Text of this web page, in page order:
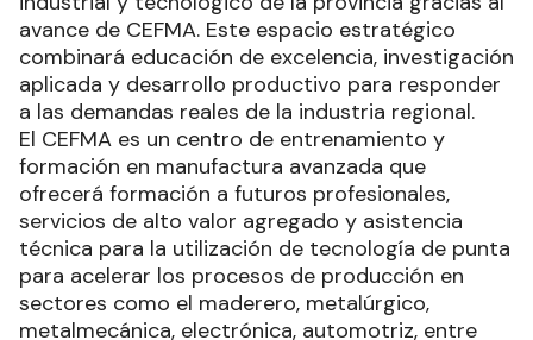
avance de CEFMA. Este espacio estratégico
combinará educación de excelencia, investigación
aplicada y desarrollo productivo para responder
a las demandas reales de la industria regional.
El CEFMA es un centro de entrenamiento y
formación en manufactura avanzada que
ofrecerá formación a futuros profesionales,
servicios de alto valor agregado y asistencia
técnica para la utilización de tecnología de punta
para acelerar los procesos de producción en
sectores como el maderero, metalúrgico,
metalmecánica, electrónica, automotriz, entre